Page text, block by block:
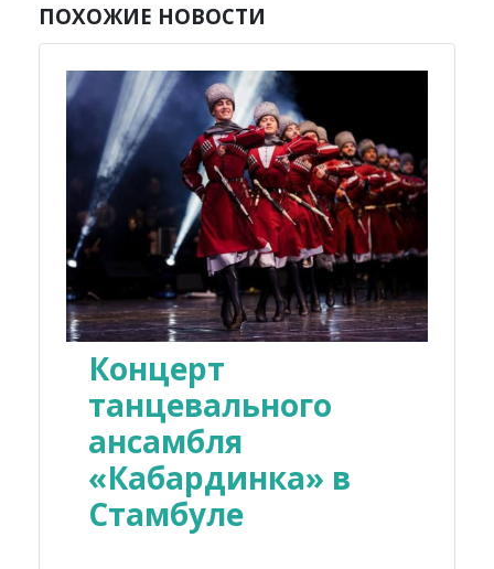
ПОХОЖИЕ НОВОСТИ
Концерт
танцевального
ансамбля
«Кабардинка» в
Стамбуле